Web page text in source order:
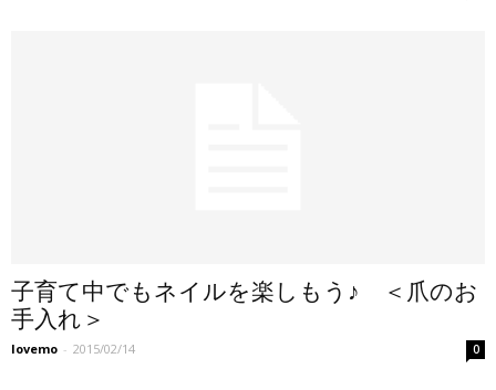
子育て中でもネイルを楽しもう♪ ＜爪のお
手入れ＞
lovemo - 2015/02/14 0